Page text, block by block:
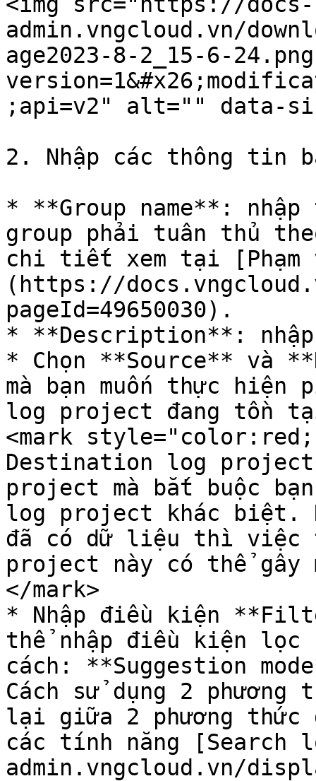
admin.vngcloud.vn/
age2023-8-2_15-6-
;api=v2" alt="" data-
2. Nhập các thông tin
* **Group name**:
group phải tuân thủ
chi tiết xem tại
(https://
pageId=49650030).
* **Description**: nhập
* Chọn **Source** và
mà bạn muốn thực
log project đang tồn
<mark
Destination log
project mà bắt buộc
log project khác biệt.
đã có dữ liệu thì việc
project này có thể gây
</mark>
* Nhập điều kiện
thể nhập điều kiện lọc
cách: **Suggestion
Cách sử dụng 2 phương
lại giữa 2 phương thức
các tính năng [Search
admin.vngcloud.vn/